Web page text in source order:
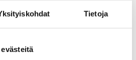
Tietoja